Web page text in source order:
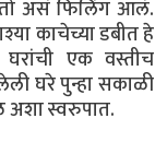
असं फिलिंग आलं.
काचेच्या डबीत हे
एक वस्तीच
घरे पुन्हा सकाळी
अशा स्वरुपात.